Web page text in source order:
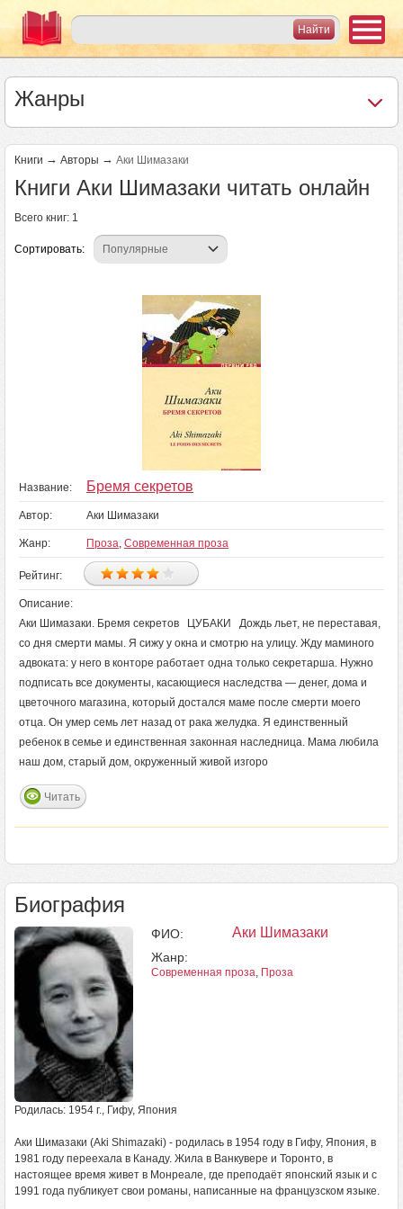
Жанры
Книги → Авторы → Аки Шимазаки
Книги Аки Шимазаки читать онлайн
Всего книг: 1
Сортировать:
Название: Бремя секретов
Автор: Аки Шимазаки
Жанр: Проза, Современная проза
Рейтинг:
Описание:
Аки Шимазаки. Бремя секретов ЦУБАКИ Дождь льет, не переставая,
со дня смерти мамы. Я сижу у окна и смотрю на улицу. Жду маминого
адвоката: у него в конторе работает одна только секретарша. Нужно
подписать все документы, касающиеся наследства — денег, дома и
цветочного магазина, который достался маме после смерти моего
отца. Он умер семь лет назад от рака желудка. Я единственный
ребенок в семье и единственная законная наследница. Мама любила
наш дом, старый дом, окруженный живой изгоро
Читать
Биография
ФИО: Аки Шимазаки
Жанр:
Современная проза, Проза
Родилась: 1954 г., Гифу, Япония
Аки Шимазаки (Aki Shimazaki) - родилась в 1954 году в Гифу, Япония, в
1981 году переехала в Канаду. Жила в Ванкувере и Торонто, в
настоящее время живет в Монреале, где преподаёт японский язык и с
1991 года публикует свои романы, написанные на французском языке.